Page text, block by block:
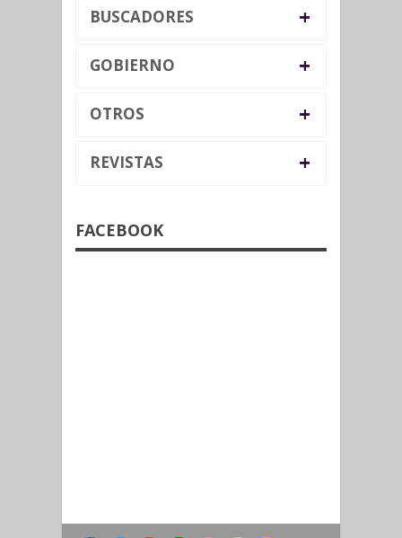
BUSCADORES +
GOBIERNO +
OTROS +
REVISTAS +
FACEBOOK